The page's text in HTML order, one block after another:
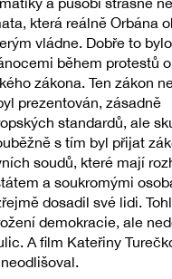
která reálně Orbána
vládne. Dobře to
během protestů
zákona. Ten zákon
prezentován, zásadně
standardů, ale
s tím byl přijat
soudů, které mají
a soukromými
dosadil své lidi.
demokracie, ale
A film Kateřiny